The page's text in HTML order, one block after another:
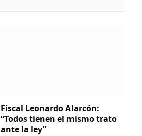
Fiscal Leonardo Alarcón:
“Todos tienen el mismo trato
ante la ley”